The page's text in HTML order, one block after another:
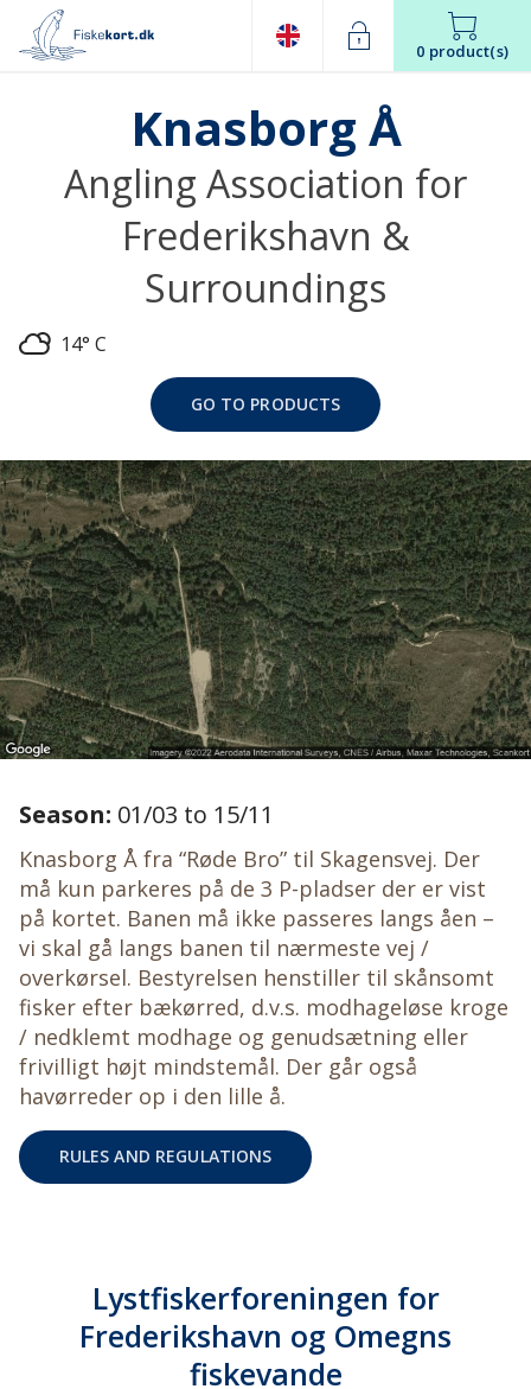
0 product(s)
Knasborg Å
Angling Association for
Frederikshavn &
Surroundings
14° C
GO TO PRODUCTS
Season: 01/03 to 15/11
Knasborg Å fra “Røde Bro” til Skagensvej. Der
må kun parkeres på de 3 P-pladser der er vist
på kortet. Banen må ikke passeres langs åen –
vi skal gå langs banen til nærmeste vej /
overkørsel. Bestyrelsen henstiller til skånsomt
fisker efter bækørred, d.v.s. modhageløse kroge
/ nedklemt modhage og genudsætning eller
frivilligt højt mindstemål. Der går også
havørreder op i den lille å.
RULES AND REGULATIONS
Lystfiskerforeningen for
Frederikshavn og Omegns
fiskevande